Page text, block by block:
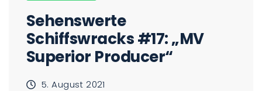
Sehenswerte
Schiffswracks #17: „MV
Superior Producer“
5. August 2021